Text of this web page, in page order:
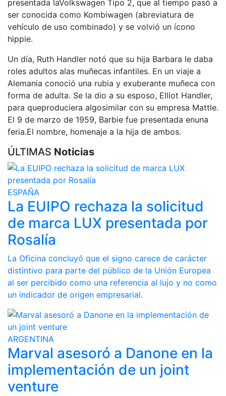
presentada laVolkswagen Tipo 2, que al tiempo pasó a
ser conocida como Kombiwagen (abreviatura de
vehículo de uso combinado) y se volvió un ícono
hippie.
Un día, Ruth Handler notó que su hija Barbara le daba
roles adultos alas muñecas infantiles. En un viaje a
Alemania conoció una rubia y exuberante muñeca con
forma de adulta. Se la dio a su esposo, Elliot Handler,
para queproduciera algosimilar con su empresa Mattle.
El 9 de marzo de 1959, Barbie fue presentada enuna
feria.El nombre, homenaje a la hija de ambos.
ÚLTIMAS Noticias
ESPAÑA
La EUIPO rechaza la solicitud
de marca LUX presentada por
Rosalía
La Oficina concluyó que el signo carece de carácter
distintivo para parte del público de la Unión Europea
al ser percibido como una referencia al lujo y no como
un indicador de origen empresarial.
ARGENTINA
Marval asesoró a Danone en la
implementación de un joint
venture